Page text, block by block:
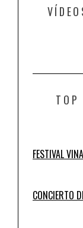
TOP
FESTIVAL
CONCIERTO